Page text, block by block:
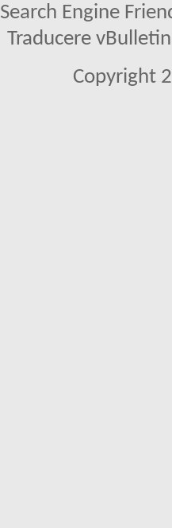
Search Engine
Traducere
Copyright